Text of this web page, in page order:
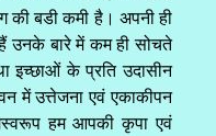
की बडी कमी है। अपनी ही
उनके बारे में कम ही सोचते
के प्रति उदासीन
में उत्तेजना एवं एकाकीपन
हम आपकी कृपा एवं